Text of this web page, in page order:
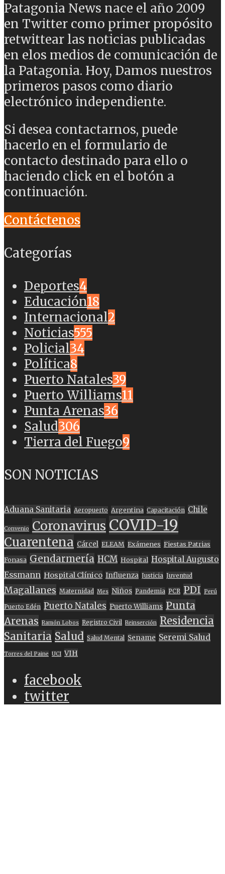
Patagonia News nace el año 2009
en Twitter como primer propósito
retwittear las noticias publicadas
en elos medios de comunicación de
la Patagonia. Hoy, Damos nuestros
primeros pasos como diario
electrónico independiente.
Si desea contactarnos, puede
hacerlo en el formulario de
contacto destinado para ello o
haciendo click en el botón a
continuación.
Contáctenos
Categorías
Deportes4
Educación18
Internacional2
Noticias555
Policial34
Política8
Puerto Natales39
Puerto Williams11
Punta Arenas36
Salud306
Tierra del Fuego9
SON NOTICIAS
Aduana Sanitaria Aeropuerto Argentina Capacitación Chile
Convenio Coronavirus COVID-19
Cuarentena Cárcel ELEAM Exámenes Fiestas Patrias
Fonasa Gendarmería HCM Hospital Hospital Augusto
Essmann Hospital Clínico Influenza Justicia Juventud
Magallanes Maternidad Mes Niños Pandemia PCR PDI Perú
Puerto Edén Puerto Natales Puerto Williams Punta
Arenas Ramón Lobos Registro Civil Reinserción Residencia
Sanitaria Salud Salud Mental Sename Seremi Salud
Torres del Paine UCI VIH
facebook
twitter